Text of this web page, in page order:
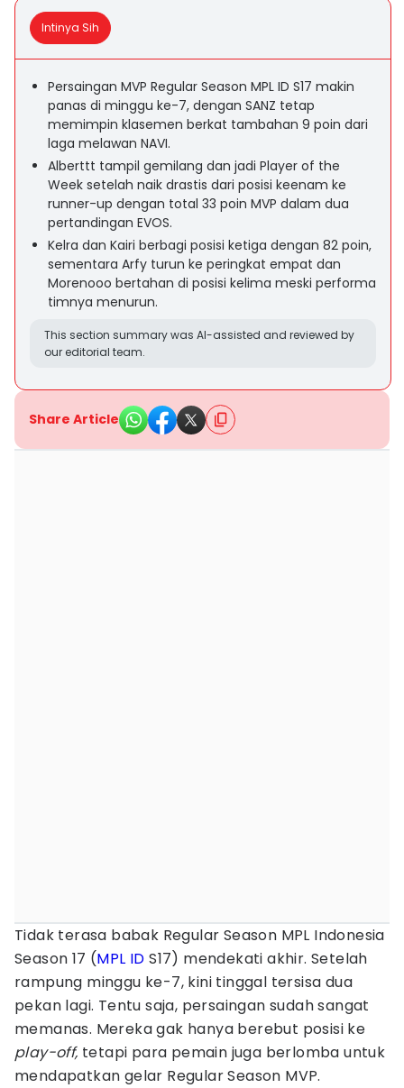
Intinya Sih
Persaingan MVP Regular Season MPL ID S17 makin
panas di minggu ke-7, dengan SANZ tetap
memimpin klasemen berkat tambahan 9 poin dari
laga melawan NAVI.
Alberttt tampil gemilang dan jadi Player of the
Week setelah naik drastis dari posisi keenam ke
runner-up dengan total 33 poin MVP dalam dua
pertandingan EVOS.
Kelra dan Kairi berbagi posisi ketiga dengan 82 poin,
sementara Arfy turun ke peringkat empat dan
Morenooo bertahan di posisi kelima meski performa
timnya menurun.
This section summary was AI-assisted and reviewed by
our editorial team.
Share Article
Tidak terasa babak Regular Season MPL Indonesia
Season 17 (MPL ID S17) mendekati akhir. Setelah
rampung minggu ke-7, kini tinggal tersisa dua
pekan lagi. Tentu saja, persaingan sudah sangat
memanas. Mereka gak hanya berebut posisi ke
play-off, tetapi para pemain juga berlomba untuk
mendapatkan gelar Regular Season MVP.